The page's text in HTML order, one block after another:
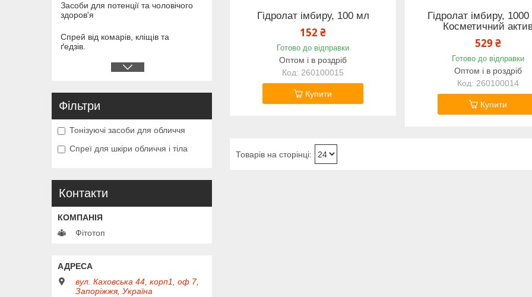
Гідролат імбиру, 100 мл
152 ₴
Готово до відправки
Оптом і в роздріб
260100015
Купити
Гідролат імбиру,
Косметичний
529 ₴
Готово до відправки
Оптом і в роздріб
260100014
Купити
Засоби для потенції та чоловічого
здоров'я
Спрей від комарів, кліщів та
ґедзів.
Фільтри
Тонізуючі засоби для обличчя
Спреї для шкіри обличчя і тіла
Контакти
Фітотоп
вул. Каховська 44, корп1, оф 7,
Запоріжжя, Україна